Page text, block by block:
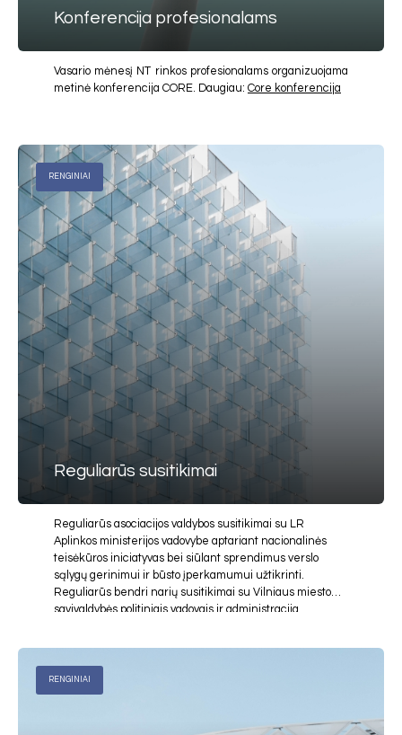
Konferencija profesionalams
Vasario mėnesį NT rinkos profesionalams organizuojama
metinė konferencija CORE. Daugiau: Core konferencija
RENGINIAI
Reguliarūs susitikimai
Reguliarūs asociacijos valdybos susitikimai su LR
Aplinkos ministerijos vadovybe aptariant nacionalinės
teisėkūros iniciatyvas bei siūlant sprendimus verslo
sąlygų gerinimui ir būsto įperkamumui užtikrinti.
Reguliarūs bendri narių susitikimai su Vilniaus miesto
savivaldybės politiniais vadovais ir administracija
RENGINIAI